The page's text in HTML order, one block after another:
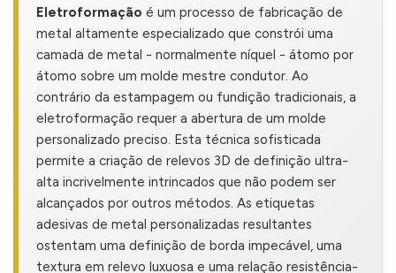
Eletroformação é um processo de fabricação de
metal altamente especializado que constrói uma
camada de metal - normalmente níquel - átomo por
átomo sobre um molde mestre condutor. Ao
contrário da estampagem ou fundição tradicionais, a
eletroformação requer a abertura de um molde
personalizado preciso. Esta técnica sofisticada
permite a criação de relevos 3D de definição ultra-
alta incrivelmente intrincados que não podem ser
alcançados por outros métodos. As etiquetas
adesivas de metal personalizadas resultantes
ostentam uma definição de borda impecável, uma
textura em relevo luxuosa e uma relação resistência-